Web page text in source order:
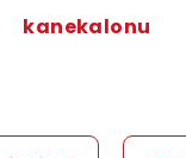
kanekalonu